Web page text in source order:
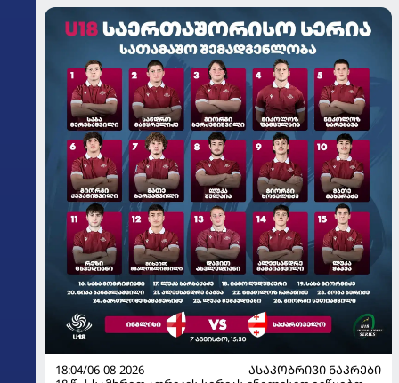
18:04/06-08-2026
ᲐᲡᲐᲙᲝᲑᲠᲘᲕᲘ ᲜᲐᲙᲠᲔᲑᲘ